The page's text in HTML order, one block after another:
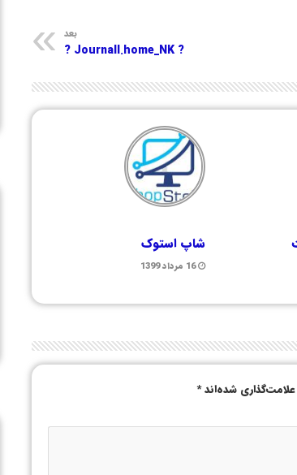
بعد
? Journall.home_NK ?
شاپ استوک
16 مرداد 1399
شده‌اند*